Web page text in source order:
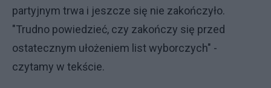
partyjnym trwa i jeszcze się nie zakończyło.
"Trudno powiedzieć, czy zakończy się przed
ostatecznym ułożeniem list wyborczych" -
czytamy w tekście.